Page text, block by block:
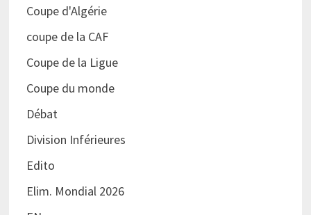
Coupe d'Algérie
coupe de la CAF
Coupe de la Ligue
Coupe du monde
Débat
Division Inférieures
Edito
Elim. Mondial 2026